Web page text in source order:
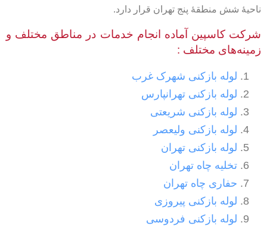
ناحیهٔ شش منطقهٔ پنج تهران قرار دارد.
شرکت کاسپین آماده انجام خدمات در مناطق مختلف و
زمینه‌های مختلف :
لوله بازکنی شهرک غرب
لوله بازکنی تهرانپارس
لوله بازکنی شریعتی
لوله بازکنی ولیعصر
لوله بازکنی تهران
تخلیه چاه تهران
حفاری چاه تهران
لوله بازکنی پیروزی
لوله بازکنی فردوسی